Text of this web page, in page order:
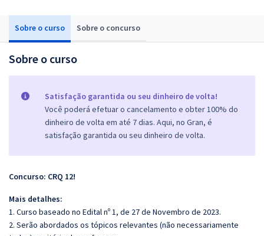
Sobre o curso Sobre o concurso
Sobre o curso
Satisfação garantida ou seu dinheiro de volta!
Você poderá efetuar o cancelamento e obter 100% do
dinheiro de volta em até 7 dias. Aqui, no Gran, é
satisfação garantida ou seu dinheiro de volta.
Concurso: CRQ 12!
Mais detalhes:
1. Curso baseado no Edital nº 1, de 27 de Novembro de 2023.
2. Serão abordados os tópicos relevantes (não necessariamente